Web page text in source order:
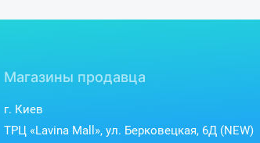
Магазины продавца
г. Киев
ТРЦ «Lavina Mall», ул. Берковецкая, 6Д (NEW)